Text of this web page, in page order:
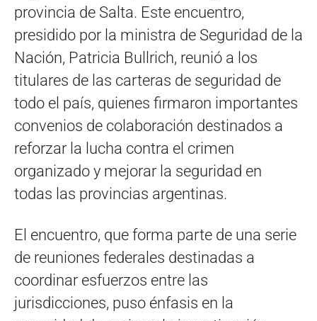
provincia de Salta. Este encuentro,
presidido por la ministra de Seguridad de la
Nación, Patricia Bullrich, reunió a los
titulares de las carteras de seguridad de
todo el país, quienes firmaron importantes
convenios de colaboración destinados a
reforzar la lucha contra el crimen
organizado y mejorar la seguridad en
todas las provincias argentinas.
El encuentro, que forma parte de una serie
de reuniones federales destinadas a
coordinar esfuerzos entre las
jurisdicciones, puso énfasis en la